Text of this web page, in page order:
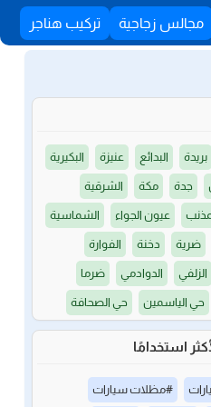
مجالس زجاجية تركيب هناجر
بريدة البدائع عنيزة البكيرية
جدة مكة الشرقية
عيون الجواء الشماسية
ضرية دخنة الفوارة
الزلفي الدوادمي ضرما
حي الياسمين حي الصحافة
استخدامًا
#مظلات سيارات